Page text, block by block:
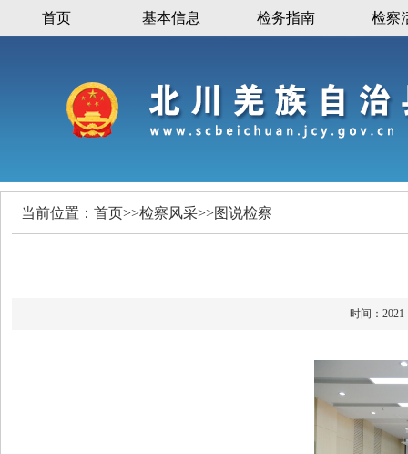
首页 基本信息 检务指南 检察
当前位置： 首页>>检察风采>>图说检察
时间：